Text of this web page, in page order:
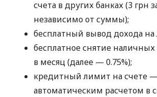
счета в других банках (3 грн
независимо от суммы);
бесплатный вывод дохода на
бесплатное снятие наличных
в месяц (далее — 0.75%);
кредитный лимит на счете
автоматическим расчетом в